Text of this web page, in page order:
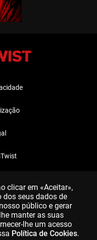
clicar em «Aceitar»,
seus dados de
público e gerar
manter as suas
lhe um acesso
Política de Cookies.